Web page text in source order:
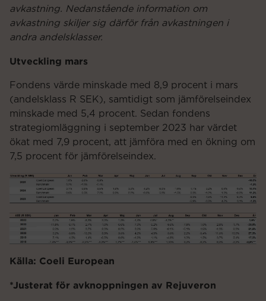
avkastning. Nedanstående information om
avkastning skiljer sig därför från avkastningen i
andra andelsklasser.
Utveckling mars
Fondens värde minskade med 8,9 procent i mars
(andelsklass R SEK), samtidigt som jämförelseindex
minskade med 5,4 procent. Sedan fondens
strategiomläggning i september 2023 har värdet
ökat med 7,9 procent, att jämföra med en ökning om
7,5 procent för jämförelseindex.
Källa: Coeli European
*Justerat för avknoppningen av Rejuveron